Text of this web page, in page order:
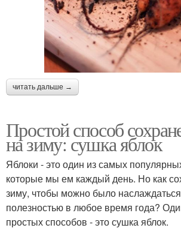
читать дальше →
Простой способ
на зиму: сушка яблок
Яблоки - это один из самых
которые мы ем каждый день. Но как
зиму, чтобы можно было
полезностью в любое время года?
простых способов - это сушка яблок.